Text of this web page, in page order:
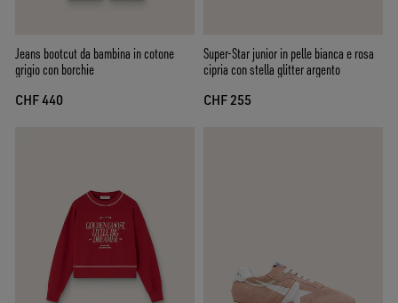
Jeans bootcut da bambina in cotone
grigio con borchie
CHF 440
Super-Star junior in pelle bianca e rosa
cipria con stella glitter argento
CHF 255